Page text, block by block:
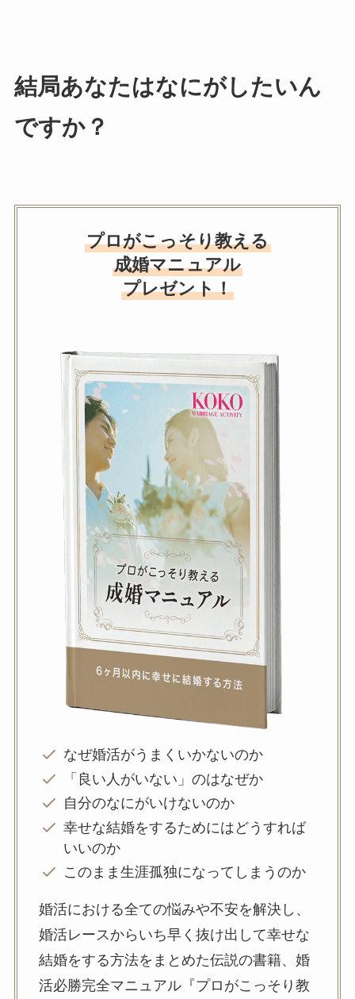
結局あなたはなにがしたいん
ですか？
プロがこっそり教える
成婚マニュアル
プレゼント！
なぜ婚活がうまくいかないのか
「良い人がいない」のはなぜか
自分のなにがいけないのか
幸せな結婚をするためにはどうすれば
いいのか
このまま生涯孤独になってしまうのか
婚活における全ての悩みや不安を解決し、
婚活レースからいち早く抜け出して幸せな
結婚をする方法をまとめた伝説の書籍、婚
活必勝完全マニュアル『プロがこっそり教